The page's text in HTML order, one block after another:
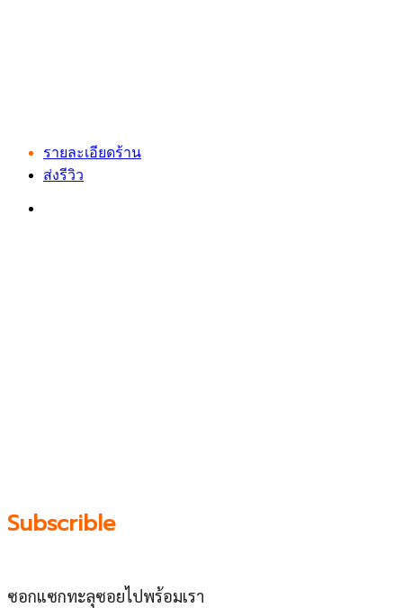
รายละเอียดร้าน
ส่งรีวิว
Subscrible
ซอกแซกทะลุซอยไปพร้อมเรา